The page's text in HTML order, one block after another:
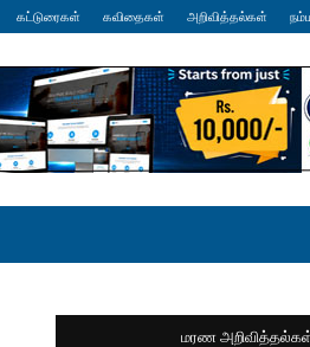
கட்டுரைகள் கவிதைகள் அறிவித்தல்கள்
மரண